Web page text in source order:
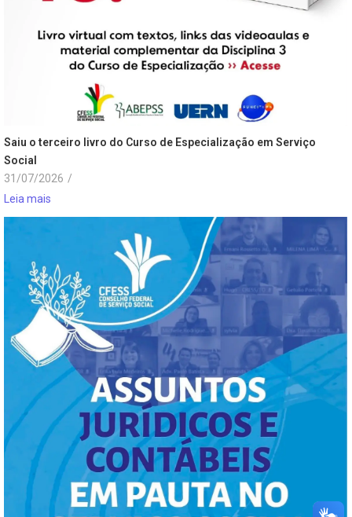
Saiu o terceiro livro do Curso de Especialização em Serviço
Social
31/07/2026 /
Leia mais